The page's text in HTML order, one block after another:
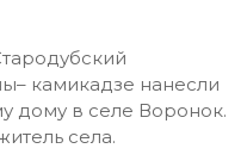
камикадзе нанесли
дому в селе Воронок.
села.